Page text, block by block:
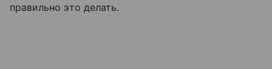
правильно это делать.